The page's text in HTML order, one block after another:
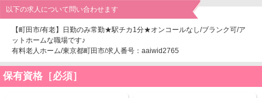
以下の求人について問い合わせます
【町田市/有老】日勤のみ常勤★駅チカ1分★オンコールなし/ブランク可/ア
ットホームな職場です♪
有料老人ホーム/東京都町田市/求人番号：aaiwid2765
保有資格［必須］